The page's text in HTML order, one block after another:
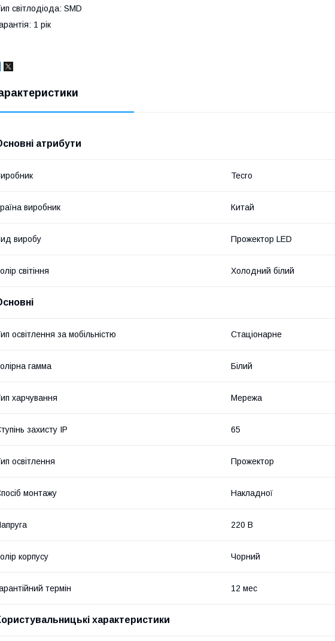
світлодіода: SMD
1 рік
атрибути
Tecro
виробник Китай
виробу Прожектор LED
світіння Холодний білий
освітлення за мобільністю Стаціонарне
гамма Білий
харчування Мережа
захисту IP 65
освітлення Прожектор
монтажу Накладної
220 В
корпусу Чорний
термін 12 мес
характеристики